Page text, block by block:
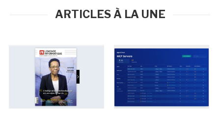
ARTICLES À LA UNE